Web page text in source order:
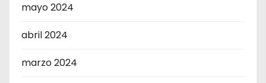
mayo 2024
abril 2024
marzo 2024